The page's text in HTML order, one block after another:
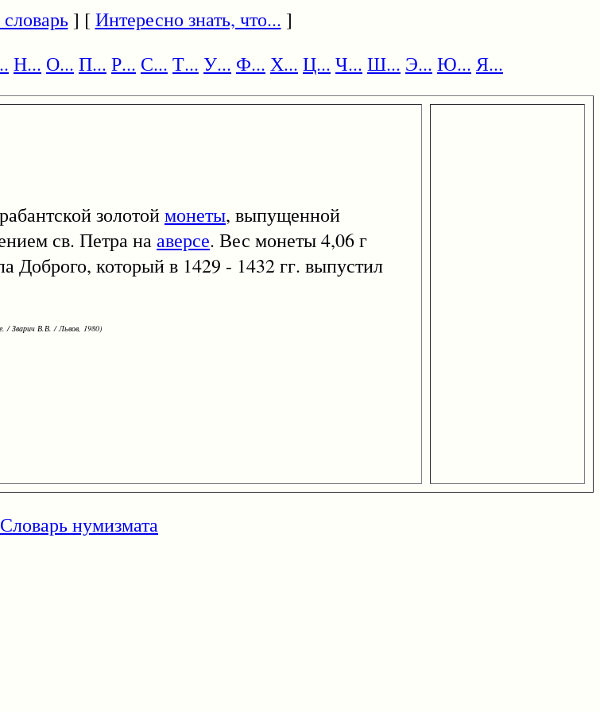
] [Интересно знать, что... ]
Н... О... П... Р... С... Т... У... Ф... Х... Ц... Ч... Ш... Э... Ю... Я...
золотоймонеты, выпущенной
св. Петра нааверсе. Вес монеты 4,06 г
Доброго, который в 1429 - 1432 гг. выпустил
/ Зварич В.В. / Львов, 1980)
Словарь нумизмата